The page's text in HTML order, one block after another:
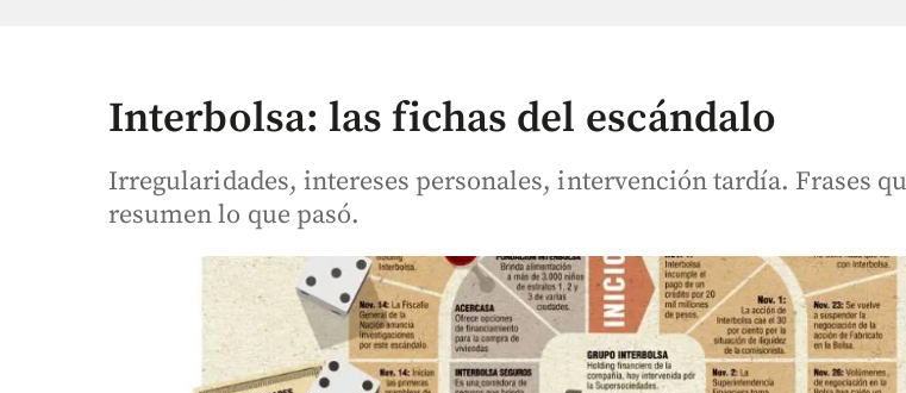
Interbolsa: las fichas del escándalo
Irregularidades, intereses personales, intervención tardía. Frases
resumen lo que pasó.